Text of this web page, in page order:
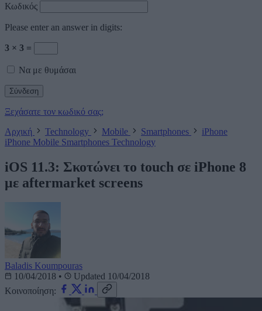
Κωδικός
Please enter an answer in digits:
3 × 3 =
Να με θυμάσαι
Ξεχάσατε τον κωδικό σας;
Αρχική
Technology Mobile Smartphones
iPhone
iPhone Mobile Smartphones Technology
iOS 11.3: Σκοτώνει το touch σε iPhone 8
με aftermarket screens
Baladis Koumpouras
10/04/2018 •
Updated 10/04/2018
Κοινοποίηση: